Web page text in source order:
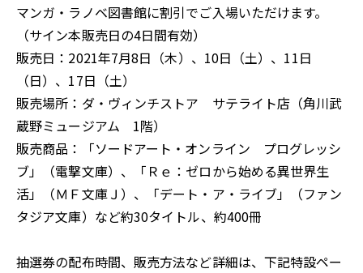
マンガ・ラノベ図書館に割引でご入場いただけます。
（サイン本販売日の4日間有効）
販売日：2021年7月8日（木）、10日（土）、11日
（日）、17日（土）
販売場所：ダ・ヴィンチストア サテライト店（角川武
蔵野ミュージアム 1階）
販売商品：「ソードアート・オンライン プログレッシ
ブ」（電撃文庫）、「Ｒｅ：ゼロから始める異世界生
活」（ＭＦ文庫Ｊ）、「デート・ア・ライブ」（ファン
タジア文庫）など約30タイトル、約400冊
抽選券の配布時間、販売方法など詳細は、下記特設ペー